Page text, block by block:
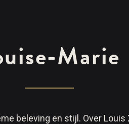
Marie
beleving en stijl. Over